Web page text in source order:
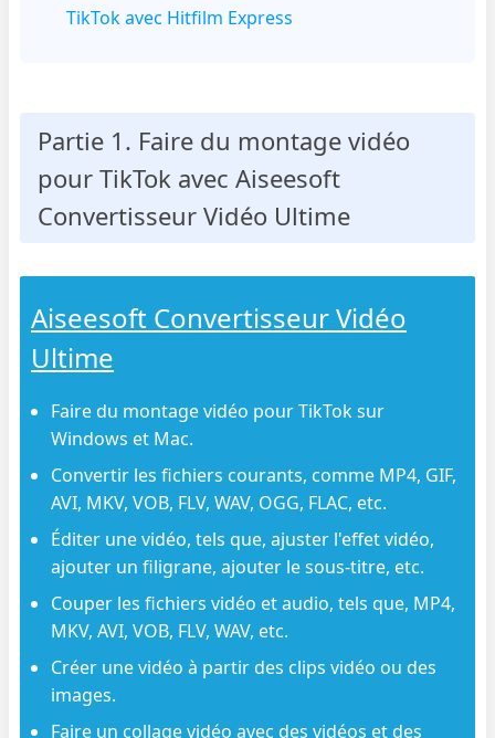
TikTok avec Hitfilm Express
Partie 1. Faire du montage vidéo
pour TikTok avec Aiseesoft
Convertisseur Vidéo Ultime
Aiseesoft Convertisseur Vidéo
Ultime
Faire du montage vidéo pour TikTok sur
Windows et Mac.
Convertir les fichiers courants, comme MP4, GIF,
AVI, MKV, VOB, FLV, WAV, OGG, FLAC, etc.
Éditer une vidéo, tels que, ajuster l'effet vidéo,
ajouter un filigrane, ajouter le sous-titre, etc.
Couper les fichiers vidéo et audio, tels que, MP4,
MKV, AVI, VOB, FLV, WAV, etc.
Créer une vidéo à partir des clips vidéo ou des
images.
Faire un collage vidéo avec des vidéos et des